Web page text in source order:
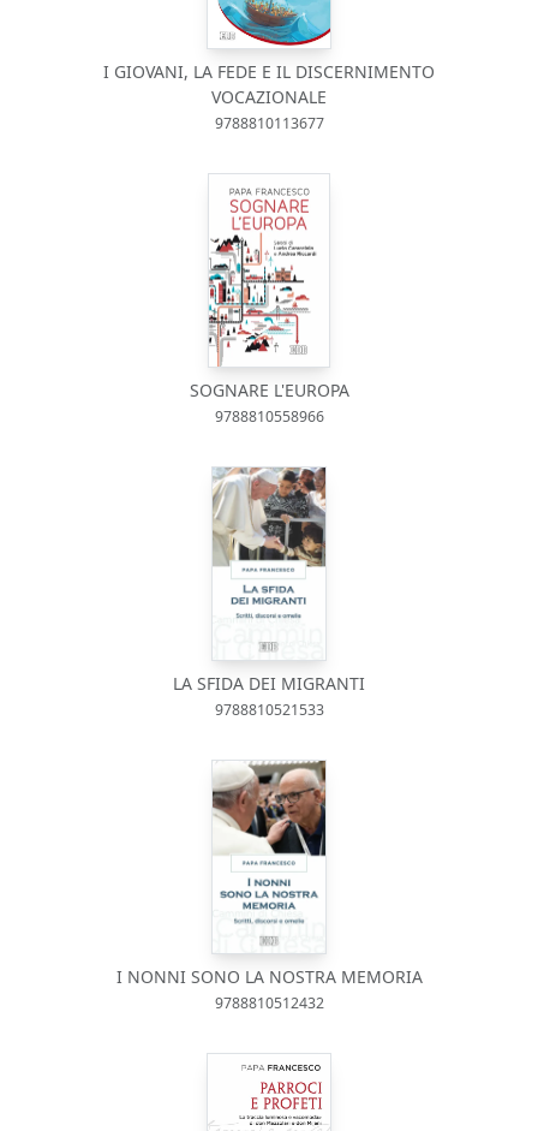
I GIOVANI, LA FEDE E IL DISCERNIMENTO
VOCAZIONALE
9788810113677
SOGNARE L'EUROPA
9788810558966
LA SFIDA DEI MIGRANTI
9788810521533
I NONNI SONO LA NOSTRA MEMORIA
9788810512432